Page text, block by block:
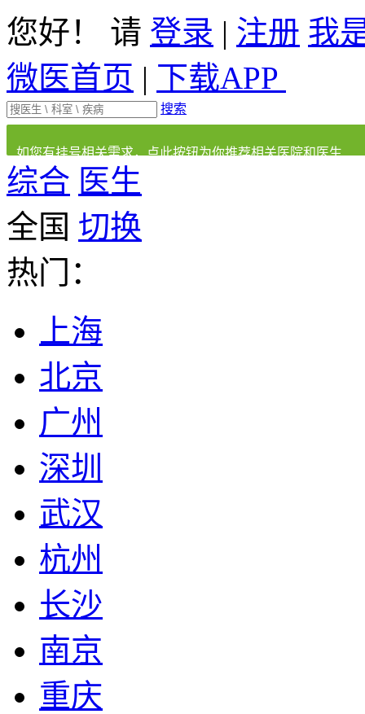
您好！ 请 登录 | 注册 我
微医首页 | 下载APP
搜索
如您有挂号相关需求，点此按钮为你推荐相关医院和医生
综合 医生
全国 切换
热门：
上海
北京
广州
深圳
武汉
杭州
长沙
南京
重庆